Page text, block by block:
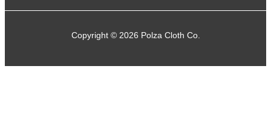
Copyright © 2026 Polza Cloth Co.